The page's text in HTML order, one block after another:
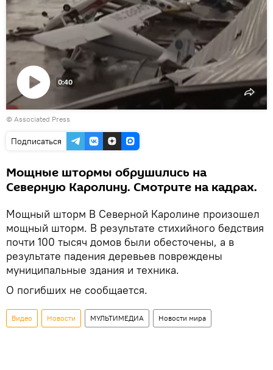
Воспроизвести
видео
0:40
© Associated Press
Подписаться
Мощные штормы обрушились на
Северную Каролину. Смотрите на кадрах.
Мощный шторм В Северной Каролине произошел
мощный шторм. В результате стихийного бедствия
почти 100 тысяч домов были обесточены, а в
результате падения деревьев повреждены
муниципальные здания и техника.
О погибших не сообщается.
Видео Новости МУЛЬТИМЕДИА Новости мира